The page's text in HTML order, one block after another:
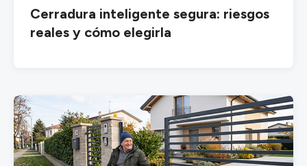
Cerradura inteligente segura: riesgos
reales y cómo elegirla